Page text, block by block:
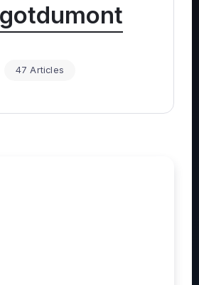
47 Articles